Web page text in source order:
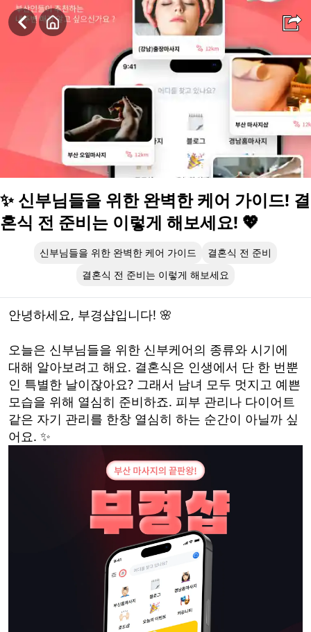
✨ 신부님들을 위한 완벽한 케어 가이드! 결혼식 전 준비는 이렇
✨ 신부님들을 위한 완벽한 케어 가이드! 결
혼식 전 준비는 이렇게 해보세요! 💖
신부님들을 위한 완벽한 케어 가이드
결혼식 전 준비
결혼식 전 준비는 이렇게 해보세요
안녕하세요, 부경샵입니다! 🌸
오늘은 신부님들을 위한 신부케어의 종류와 시기에
대해 알아보려고 해요. 결혼식은 인생에서 단 한 번뿐
인 특별한 날이잖아요? 그래서 남녀 모두 멋지고 예쁜
모습을 위해 열심히 준비하죠. 피부 관리나 다이어트
같은 자기 관리를 한창 열심히 하는 순간이 아닐까 싶
어요. ✨